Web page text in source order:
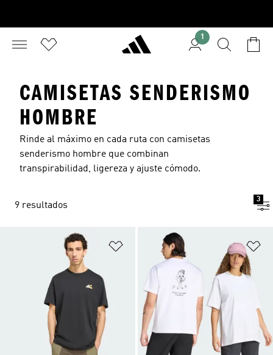
1
CAMISETAS SENDERISMO
HOMBRE
Rinde al máximo en cada ruta con camisetas
senderismo hombre que combinan
transpirabilidad, ligereza y ajuste cómodo.
9 resultados
3
Añadir a la lista de deseos